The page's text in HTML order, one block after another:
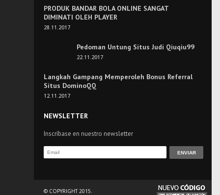
PRODUK BANDAR BOLA ONLINE SANGAT
DIMINATI OLEH PLAYER
28.11.2017
Pedoman Untung Situs Judi Qiuqiu99
22.11.2017
Langkah Gampang Memperoleh Bonus Referral
Situs DominoQQ
12.11.2017
NEWSLETTER
Inscríbase en nuestro newsletter
© COPYRIGHT 2015.